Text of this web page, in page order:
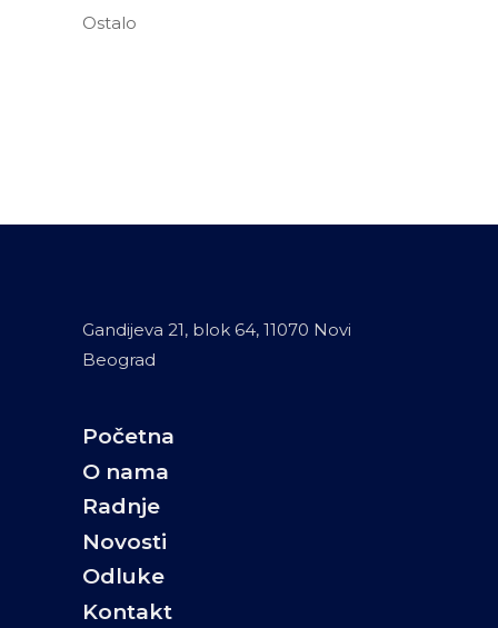
Ostalo
Gandijeva 21, blok 64, 11070 Novi
Beograd
Početna
O nama
Radnje
Novosti
Odluke
Kontakt